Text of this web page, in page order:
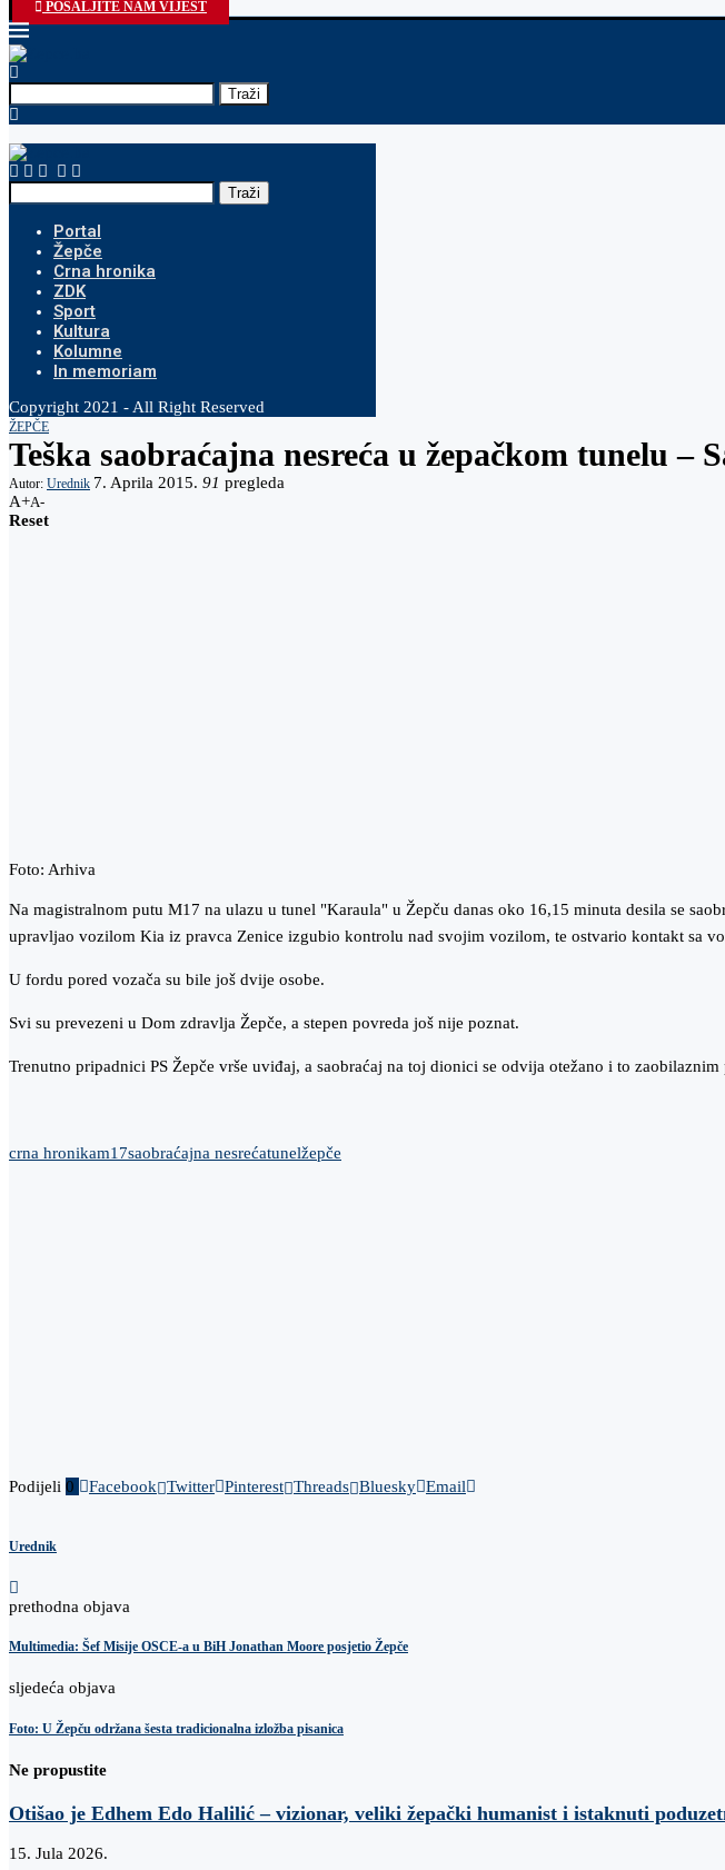
godinuPOŠALJITE NAM VIJEST
Traži
Traži
Portal
Žepče
Crna hronika
ZDK
Sport
Kultura
Kolumne
In memoriam
Copyright 2021 - All Right Reserved
ŽEPČE
Teška saobraćajna nesreća u žepačkom tunelu –
Autor: Urednik 7. Aprila 2015. 91 pregleda
A+A-
Reset
Foto: Arhiva
Na magistralnom putu M17 na ulazu u tunel "Karaula" u Žepču danas oko 16,15 minuta desila se
upravljao vozilom Kia iz pravca Zenice izgubio kontrolu nad svojim vozilom, te ostvario kontakt sa
U fordu pored vozača su bile još dvije osobe.
Svi su prevezeni u Dom zdravlja Žepče, a stepen povreda još nije poznat.
Trenutno pripadnici PS Žepče vrše uviđaj, a saobraćaj na toj dionici se odvija otežano i to
crna hronikam17saobraćajna nesrećatunelžepče
Podijeli 0 Facebook Twitter Pinterest Threads Bluesky Email
Urednik
prethodna objava
Multimedia: Šef Misije OSCE-a u BiH Jonathan Moore posjetio Žepče
sljedeća objava
Foto: U Žepču održana šesta tradicionalna izložba pisanica
Ne propustite
Otišao je Edhem Edo Halilić – vizionar, veliki žepački humanist i istaknuti
15. Jula 2026.